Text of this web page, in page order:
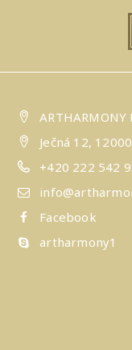
Ječná 12,
+420 222 542
Facebook
artharmony1